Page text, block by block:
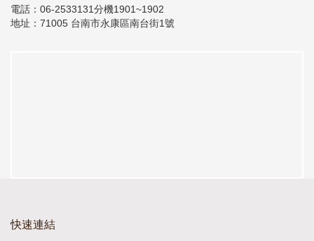
電話：06-2533131分機1901~1902
地址：71005 台南市永康區南台街1號
快速連結